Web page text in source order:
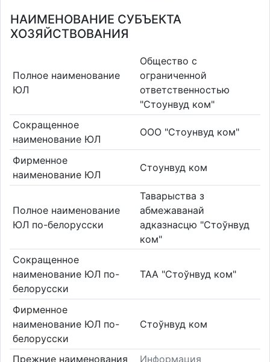
НАИМЕНОВАНИЕ СУБЪЕКТА
ХОЗЯЙСТВОВАНИЯ
Полное наименование
ЮЛ
Общество с
ограниченной
ответственностью
"Стоунвуд ком"
Сокращенное
наименование ЮЛ
ООО "Стоунвуд ком"
Фирменное
наименование ЮЛ
Стоунвуд ком
Полное наименование
ЮЛ по-белорусски
Таварыства з
абмежаванай
адказнасцю "Стоўнвуд
ком"
Сокращенное
наименование ЮЛ по-
белорусски
ТАА "Стоўнвуд ком"
Фирменное
наименование ЮЛ по-
белорусски
Стоўнвуд ком
Прежние наименования
Информация